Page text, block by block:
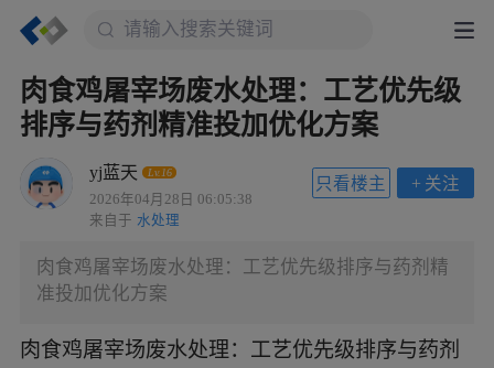
肉食鸡屠宰场废水处理：工艺优先级
排序与药剂精准投加优化方案
yj蓝天 Lv.16
2026年04月28日 06:05:38
来自于 水处理
+ 关注
只看楼主
肉食鸡屠宰场废水处理：工艺优先级排序与药剂精
准投加优化方案
肉食鸡屠宰场废水处理：工艺优先级排序与药剂